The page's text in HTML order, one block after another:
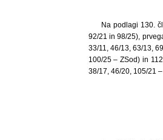
Na podlagi 130.
92/21 in 98/25),
33/11, 46/13, 63/13,
100/25 – ZSod) in
38/17, 46/20, 105/21